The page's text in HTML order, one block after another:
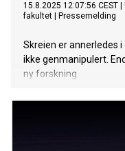
15.8.2025 12:07:56 CEST
fakultet
Pressemelding
Skreien er annerledes
ikke genmanipulert.
ny forskning.